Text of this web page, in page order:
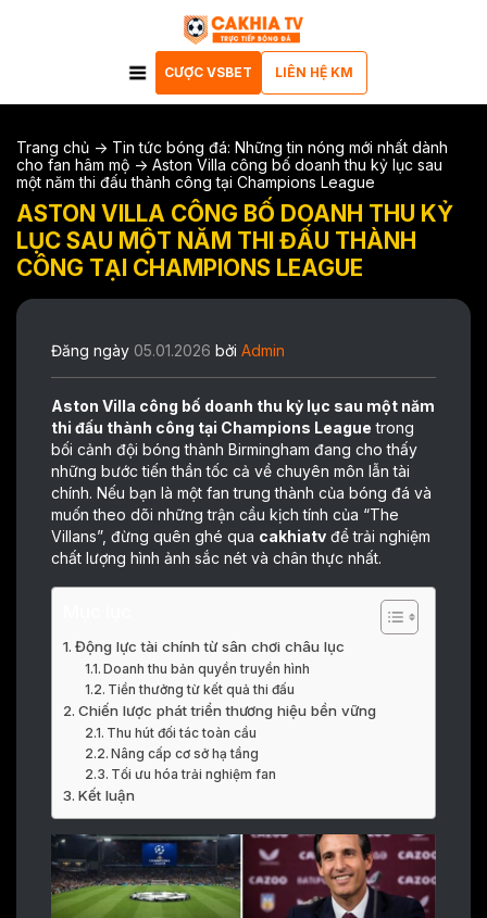
CƯỢC VSBET LIÊN HỆ KM
Trang chủ -> Tin tức bóng đá: Những tin nóng mới nhất dành
cho fan hâm mộ -> Aston Villa công bố doanh thu kỷ lục sau
một năm thi đấu thành công tại Champions League
ASTON VILLA CÔNG BỐ DOANH THU KỶ
LỤC SAU MỘT NĂM THI ĐẤU THÀNH
CÔNG TẠI CHAMPIONS LEAGUE
Đăng ngày 05.01.2026 bởi Admin
Aston Villa công bố doanh thu kỷ lục sau một năm
thi đấu thành công tại Champions League trong
bối cảnh đội bóng thành Birmingham đang cho thấy
những bước tiến thần tốc cả về chuyên môn lẫn tài
chính. Nếu bạn là một fan trung thành của bóng đá và
muốn theo dõi những trận cầu kịch tính của “The
Villans”, đừng quên ghé qua cakhiatv để trải nghiệm
chất lượng hình ảnh sắc nét và chân thực nhất.
Động lực tài chính từ sân chơi châu lục
Doanh thu bản quyền truyền hình
Tiền thưởng từ kết quả thi đấu
Chiến lược phát triển thương hiệu bền vững
Thu hút đối tác toàn cầu
Nâng cấp cơ sở hạ tầng
Tối ưu hóa trải nghiệm fan
Kết luận